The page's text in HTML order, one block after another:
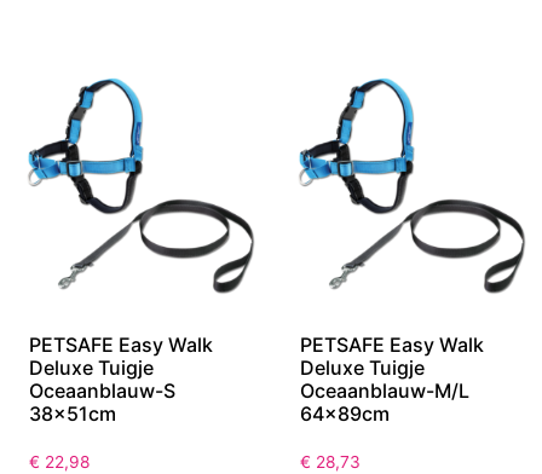
PETSAFE Easy Walk
Deluxe Tuigje
Oceaanblauw-S
38x51cm
€ 22,98
PETSAFE Easy Walk
Deluxe Tuigje
Oceaanblauw-M/L
64x89cm
€ 28,73